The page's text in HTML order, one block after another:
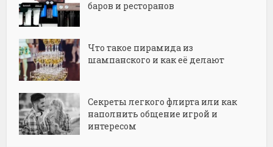
баров и ресторанов
Что такое пирамида из
шампанского и как её делают
Секреты легкого флирта или как
наполнить общение игрой и
интересом